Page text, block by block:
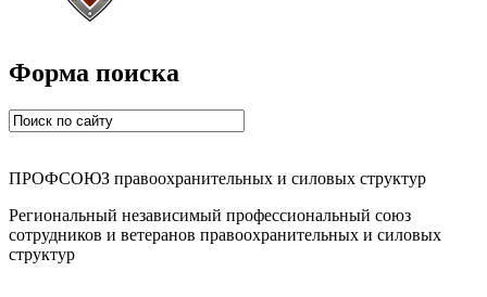
Форма поиска
ПРОФСОЮЗ правоохранительных и силовых структур
Региональный независимый профессиональный союз
сотрудников и ветеранов правоохранительных и силовых
структур